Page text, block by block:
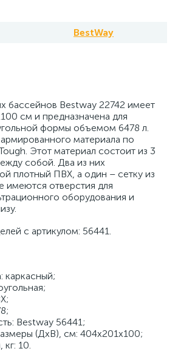
BestWay
бассейнов Bestway 22742 имеет
см и предназначена для
формы объемом 6478 л.
материала по
Этот материал состоит из 3
собой. Два из них
плотный ПВХ, а один – сетку из
имеются отверстия для
оборудования и
с артикулом: 56441.
каркасный;
Bestway 56441;
(ДхВ), см: 404x201x100;
кг: 10.